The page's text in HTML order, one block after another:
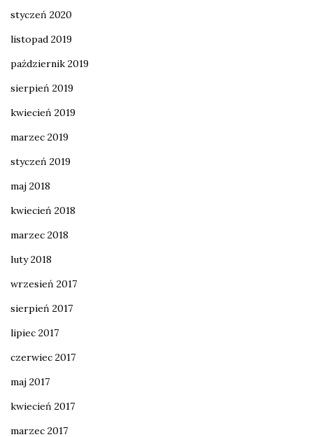
styczeń 2020
listopad 2019
październik 2019
sierpień 2019
kwiecień 2019
marzec 2019
styczeń 2019
maj 2018
kwiecień 2018
marzec 2018
luty 2018
wrzesień 2017
sierpień 2017
lipiec 2017
czerwiec 2017
maj 2017
kwiecień 2017
marzec 2017